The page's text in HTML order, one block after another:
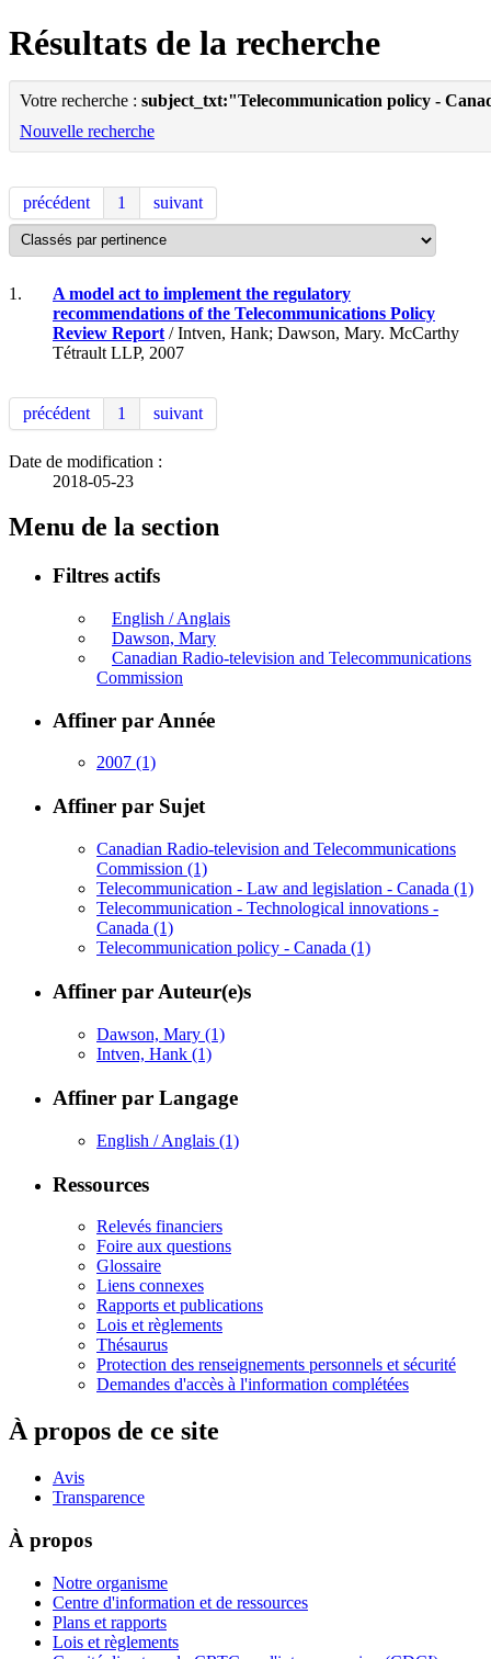
Résultats de la recherche
Votre recherche : subject_txt:"Telecommunication policy -
Nouvelle recherche
précédent 1 suivant
1.
A model act to implement the regulatory
recommendations of the Telecommunications Policy
Review Report / Intven, Hank; Dawson, Mary. McCarthy
Tétrault LLP, 2007
précédent 1 suivant
Date de modification :
2018-05-23
Menu de la section
Filtres actifs
English / Anglais
Dawson, Mary
Canadian Radio-television and Telecommunications
Commission
Affiner par Année
2007 (1)
Affiner par Sujet
Canadian Radio-television and Telecommunications
Commission (1)
Telecommunication - Law and legislation - Canada (1)
Telecommunication - Technological innovations -
Canada (1)
Telecommunication policy - Canada (1)
Affiner par Auteur(e)s
Dawson, Mary (1)
Intven, Hank (1)
Affiner par Langage
English / Anglais (1)
Ressources
Relevés financiers
Foire aux questions
Glossaire
Liens connexes
Rapports et publications
Lois et règlements
Thésaurus
Protection des renseignements personnels et sécurité
Demandes d'accès à l'information complétées
À propos de ce site
Avis
Transparence
À propos
Notre organisme
Centre d'information et de ressources
Plans et rapports
Lois et règlements